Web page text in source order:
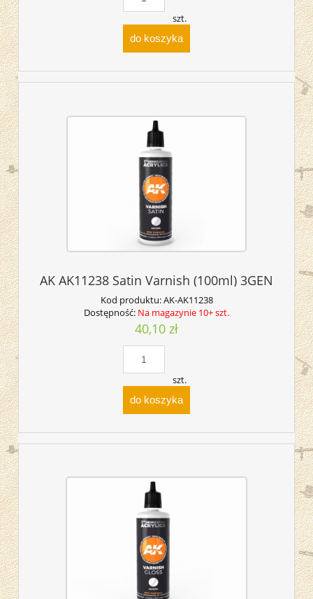
szt.
do koszyka
AK AK11238 Satin Varnish (100ml) 3GEN
Kod produktu:AK-AK11238
Dostępność: Na magazynie 10+ szt.
40,10 zł
szt.
do koszyka